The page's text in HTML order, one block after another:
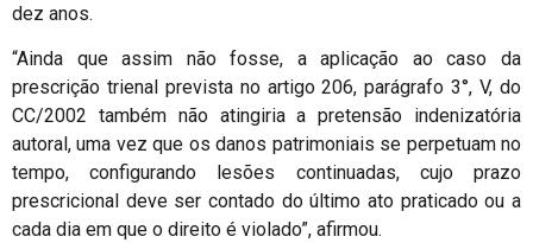
dez anos.
“Ainda que assim não fosse, a aplicação ao caso da
prescrição trienal prevista no artigo 206, parágrafo 3°, V, do
CC/2002 também não atingiria a pretensão indenizatória
autoral, uma vez que os danos patrimoniais se perpetuam no
tempo, configurando lesões continuadas, cujo prazo
prescricional deve ser contado do último ato praticado ou a
cada dia em que o direito é violado”, afirmou.